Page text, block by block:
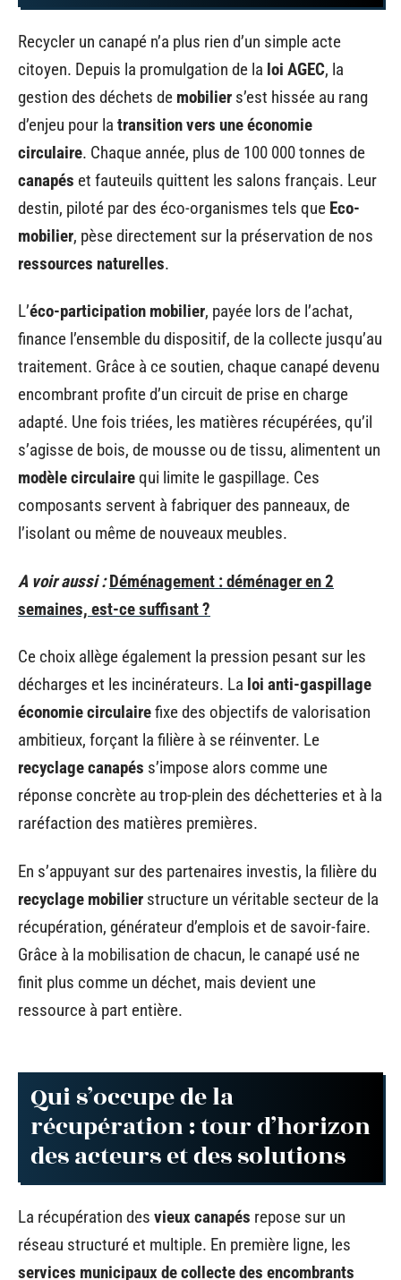
Recycler un canapé n’a plus rien d’un simple acte
citoyen. Depuis la promulgation de la loi AGEC, la
gestion des déchets de mobilier s’est hissée au rang
d’enjeu pour la transition vers une économie
circulaire. Chaque année, plus de 100 000 tonnes de
canapés et fauteuils quittent les salons français. Leur
destin, piloté par des éco-organismes tels que Eco-
mobilier, pèse directement sur la préservation de nos
ressources naturelles.
L’éco-participation mobilier, payée lors de l’achat,
finance l’ensemble du dispositif, de la collecte jusqu’au
traitement. Grâce à ce soutien, chaque canapé devenu
encombrant profite d’un circuit de prise en charge
adapté. Une fois triées, les matières récupérées, qu’il
s’agisse de bois, de mousse ou de tissu, alimentent un
modèle circulairequi limite le gaspillage. Ces
composants servent à fabriquer des panneaux, de
l’isolant ou même de nouveaux meubles.
A voir aussi : Déménagement : déménager en 2
semaines, est-ce suffisant ?
Ce choix allège également la pression pesant sur les
décharges et les incinérateurs. La loi anti-gaspillage
économie circulairefixe des objectifs de valorisation
ambitieux, forçant la filière à se réinventer. Le
recyclage canapés s’impose alors comme une
réponse concrète au trop-plein des déchetteries et à la
raréfaction des matières premières.
En s’appuyant sur des partenaires investis, la filière du
recyclage mobilier structure un véritable secteur de la
récupération, générateur d’emplois et de savoir-faire.
Grâce à la mobilisation de chacun, le canapé usé ne
finit plus comme un déchet, mais devient une
ressource à part entière.
Qui s’occupe de la
récupération : tour d’horizon
des acteurs et des solutions
La récupération des vieux canapés repose sur un
réseau structuré et multiple. En première ligne, les
services municipaux de collecte des encombrants